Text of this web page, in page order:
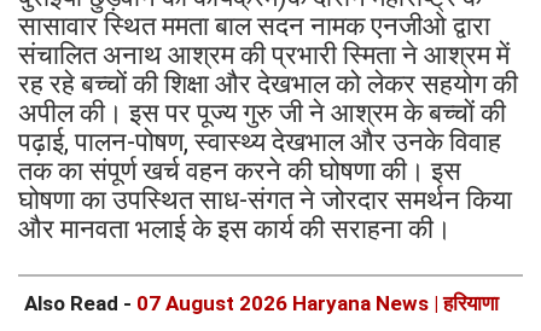
सासावार स्थित ममता बाल सदन नामक एनजीओ द्वारा
संचालित अनाथ आश्रम की प्रभारी स्मिता ने आश्रम में
रह रहे बच्चों की शिक्षा और देखभाल को लेकर सहयोग की
अपील की। इस पर पूज्य गुरु जी ने आश्रम के बच्चों की
पढ़ाई, पालन-पोषण, स्वास्थ्य देखभाल और उनके विवाह
तक का संपूर्ण खर्च वहन करने की घोषणा की। इस
घोषणा का उपस्थित साध-संगत ने जोरदार समर्थन किया
और मानवता भलाई के इस कार्य की सराहना की।
Also Read - 07 August 2026 Haryana News | हरियाणा